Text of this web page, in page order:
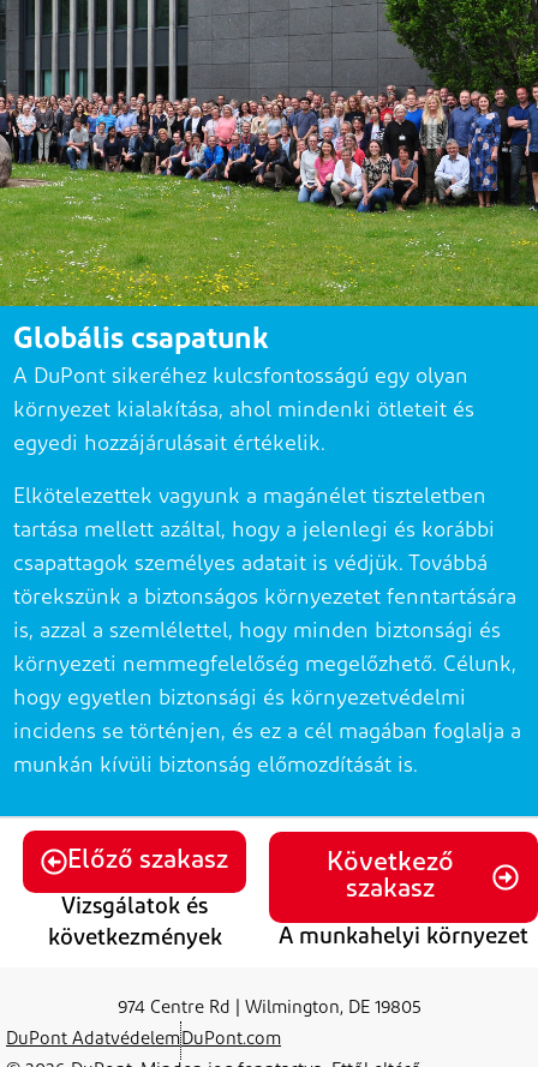
Globális csapatunk
A DuPont sikeréhez kulcsfontosságú egy olyan
környezet kialakítása, ahol mindenki ötleteit és
egyedi hozzájárulásait értékelik.
Elkötelezettek vagyunk a magánélet tiszteletben
tartása mellett azáltal, hogy a jelenlegi és korábbi
csapattagok személyes adatait is védjük. Továbbá
törekszünk a biztonságos környezetet fenntartására
is, azzal a szemlélettel, hogy minden biztonsági és
környezeti nemmegfelelőség megelőzhető. Célunk,
hogy egyetlen biztonsági és környezetvédelmi
incidens se történjen, és ez a cél magában foglalja a
munkán kívüli biztonság előmozdítását is.
Előző szakasz
Vizsgálatok és
következmények
Következő
szakasz
A munkahelyi környezet
974 Centre Rd | Wilmington, DE 19805
DuPont AdatvédelemDuPont.com